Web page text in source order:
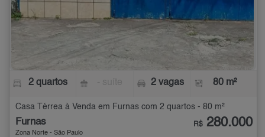
2 quartos 2 vagas 80 m²
Casa Térrea à Venda em Furnas com 2 quartos - 80 m²
Furnas
Zona Norte - São Paulo
R$ 280.000